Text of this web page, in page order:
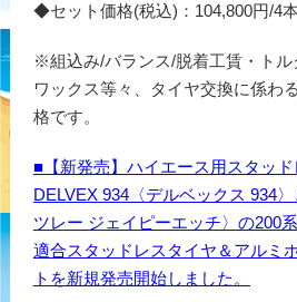
◆セット価格(税込)：104,800円/4本
※組込み/バランス/脱着工賃・トル
ワックス等々、タイヤ交換に係わ
格です。
■【新発売】ハイエース用スタッ
DELVEX 934〈デルベックス 934
ツレー ジェイピーエッチ〉の200
適合スタッドレスタイヤ＆アルミ
トを新規発売開始しました。